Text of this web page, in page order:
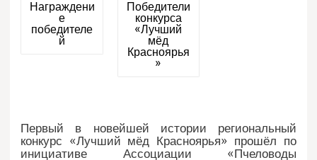
Награждени
е
победителе
й
Победители
конкурса
«Лучший
мёд
Красноярья
»
Первый в новейшей истории региональный
конкурс «Лучший мёд Красноярья» прошёл по
инициативе Ассоциации «Пчеловоды